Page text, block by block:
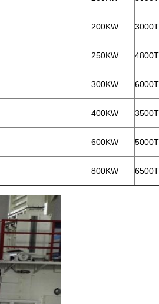
200KW 3000T
250KW 4800T
300KW 6000T
400KW 3500T
600KW 5000T
800KW 6500T